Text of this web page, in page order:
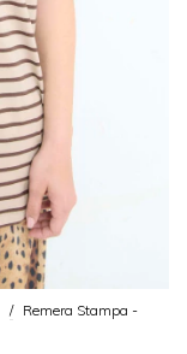
/ Remera Stampa -